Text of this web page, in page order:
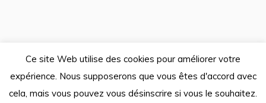
Politique de confidentialité/ © 2026 Galerie Cortade'Art —
Tous droits réservés — Design graphique La lune est à vous -
Ce site Web utilise des cookies pour améliorer votre
expérience. Nous supposerons que vous êtes d'accord avec
cela, mais vous pouvez vous désinscrire si vous le souhaitez.